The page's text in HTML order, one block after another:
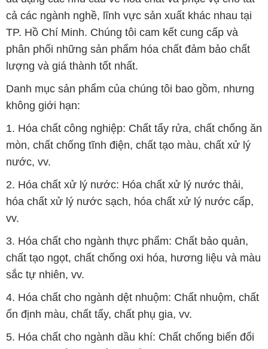
Danh mục sản phẩm của chúng tôi bao gồm, nhưng
không giới hạn:
1. Hóa chất công nghiệp: Chất tẩy rửa, chất chống ăn
mòn, chất chống tĩnh điện, chất tạo màu, chất xử lý
nước, vv.
2. Hóa chất xử lý nước: Hóa chất xử lý nước thải,
hóa chất xử lý nước sạch, hóa chất xử lý nước cấp,
vv.
3. Hóa chất cho ngành thực phẩm: Chất bảo quản,
chất tạo ngọt, chất chống oxi hóa, hương liệu và màu
sắc tự nhiên, vv.
4. Hóa chất cho ngành dệt nhuộm: Chất nhuộm, chất
ổn định màu, chất tẩy, chất phụ gia, vv.
5. Hóa chất cho ngành dầu khí: Chất chống biến đổi
hóa học, chất xử lý dầu, chất tạo màng.
Bản quyền © 2016 congtyhoachat.com.vn